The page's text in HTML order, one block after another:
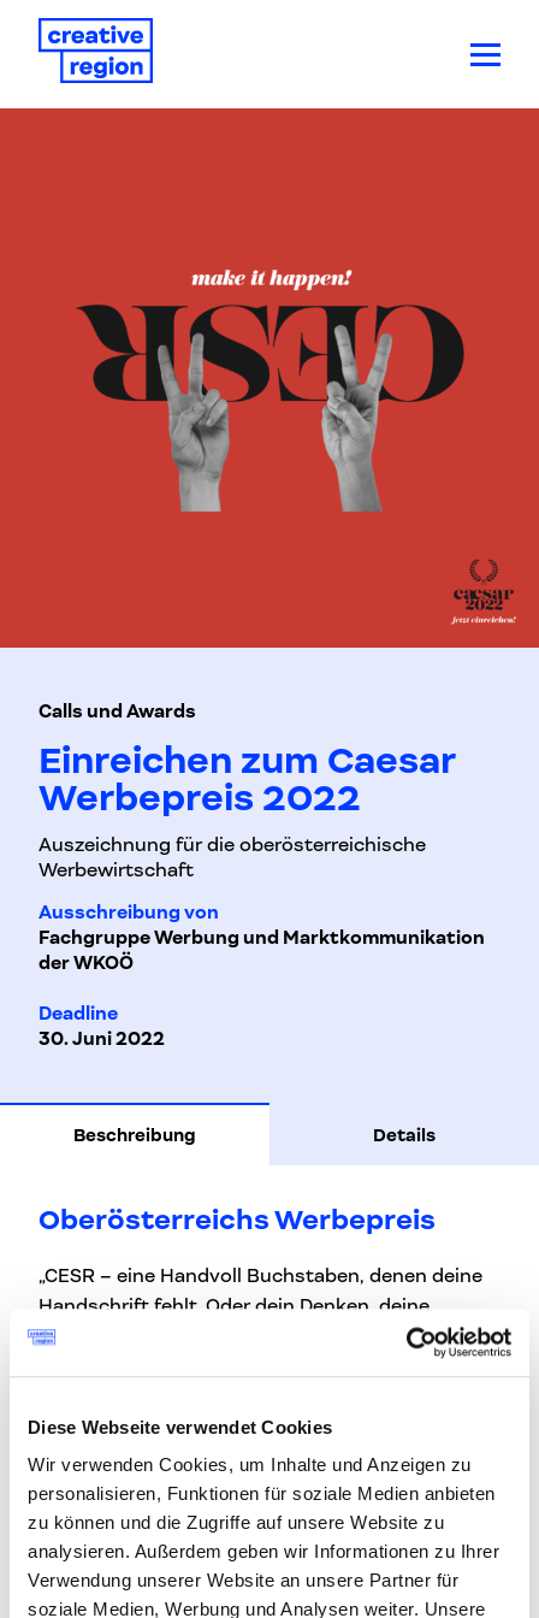
Diese Webseite verwendet Cookies
Wir verwenden Cookies, um Inhalte und Anzeigen zu
personalisieren, Funktionen für soziale Medien anbieten
zu können und die Zugriffe auf unsere Website zu
analysieren. Außerdem geben wir Informationen zu Ihrer
Verwendung unserer Website an unsere Partner für
soziale Medien, Werbung und Analysen weiter. Unsere
Calls und Awards
Einreichen zum Caesar
Werbepreis 2022
Auszeichnung für die oberösterreichische
Werbewirtschaft
Ausschreibung von
Fachgruppe Werbung und Marktkommunikation
der WKOÖ
Deadline
30. Juni 2022
Beschreibung Details
Oberösterreichs Werbepreis
„CESR – eine Handvoll Buchstaben, denen deine
Handschrift fehlt. Oder dein Denken, deine
Kreativität und die deiner Kund*innen.“
Einreichen kannst du in 13 Kategorien: Audio,
Kampagne, Out of Home, PR, Print / Coroporate
Publishing, Messearchitektur + POS,
Verpackungsdesign, Themenkategorie:
Nachhaltig kommunizieren.
Die ersten drei Einreichungen pro